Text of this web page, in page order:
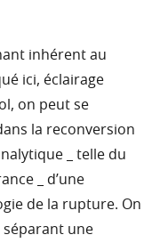
inhérent au
ici, éclairage
on peut se
la reconversion
_ telle du
_ d’une
de la rupture. On
une